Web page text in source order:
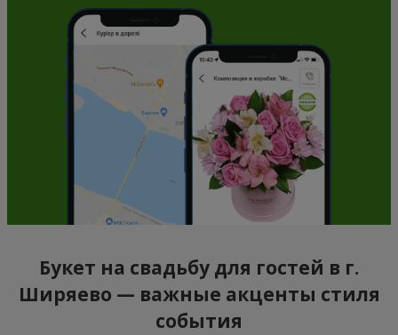
Букет на свадьбу для гостей в г.
Ширяево — важные акценты стиля
события